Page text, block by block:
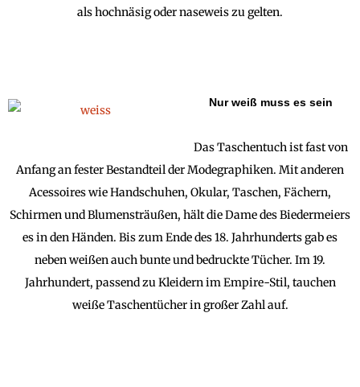
als hochnäsig oder naseweis zu gelten.
Nur weiß muss es sein
Das Taschentuch ist fast von
Anfang an fester Bestandteil der Modegraphiken. Mit anderen
Acessoires wie Handschuhen, Okular, Taschen, Fächern,
Schirmen und Blumensträußen, hält die Dame des Biedermeiers
es in den Händen. Bis zum Ende des 18. Jahrhunderts gab es
neben weißen auch bunte und bedruckte Tücher. Im 19.
Jahrhundert, passend zu Kleidern im Empire-Stil, tauchen
weiße Taschentücher in großer Zahl auf.